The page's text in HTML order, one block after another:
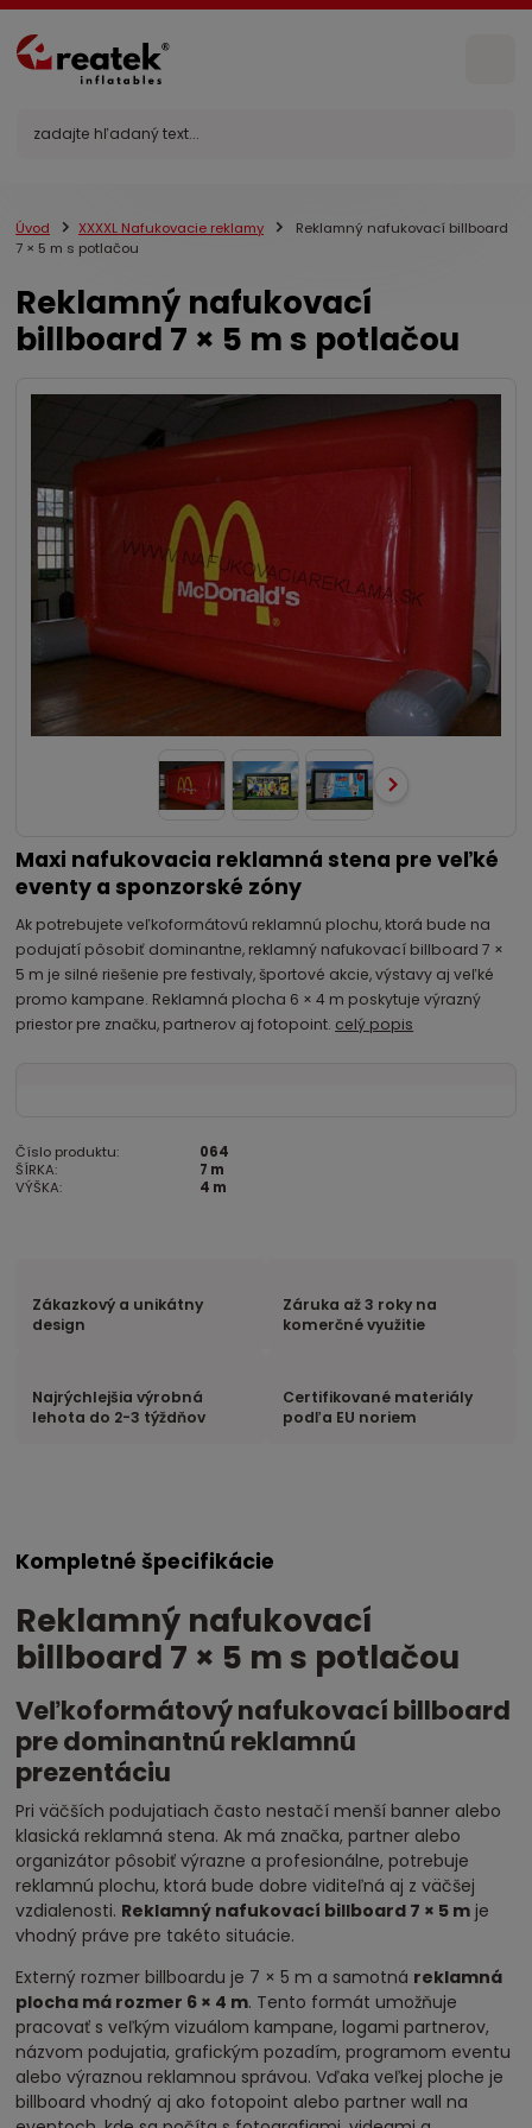
Úvod XXXXL Nafukovacie reklamy
Reklamný nafukovací billboard
7 × 5 m s potlačou
Reklamný nafukovací
billboard 7 × 5 m s potlačou
Maxi nafukovacia reklamná stena pre veľké
eventy a sponzorské zóny
Ak potrebujete veľkoformátovú reklamnú plochu, ktorá bude na
podujatí pôsobiť dominantne, reklamný nafukovací billboard 7 ×
5 m je silné riešenie pre festivaly, športové akcie, výstavy aj veľké
promo kampane. Reklamná plocha 6 × 4 m poskytuje výrazný
priestor pre značku, partnerov aj fotopoint. celý popis
Číslo produktu:
064
ŠÍRKA:
7 m
VÝŠKA:
4 m
Zákazkový a unikátny
design
Záruka až 3 roky na
komerčné využitie
Najrýchlejšia výrobná
lehota do 2-3 týždňov
Certifikované materiály
podľa EU noriem
Kompletné špecifikácie
Reklamný nafukovací
billboard 7 × 5 m s potlačou
Veľkoformátový nafukovací billboard
pre dominantnú reklamnú
prezentáciu
Pri väčších podujatiach často nestačí menší banner alebo
klasická reklamná stena. Ak má značka, partner alebo
organizátor pôsobiť výrazne a profesionálne, potrebuje
reklamnú plochu, ktorá bude dobre viditeľná aj z väčšej
vzdialenosti. Reklamný nafukovací billboard 7 × 5 m je
vhodný práve pre takéto situácie.
Externý rozmer billboardu je 7 × 5 m a samotná reklamná
plocha má rozmer 6 × 4 m. Tento formát umožňuje
pracovať s veľkým vizuálom kampane, logami partnerov,
názvom podujatia, grafickým pozadím, programom eventu
alebo výraznou reklamnou správou. Vďaka veľkej ploche je
billboard vhodný aj ako fotopoint alebo partner wall na